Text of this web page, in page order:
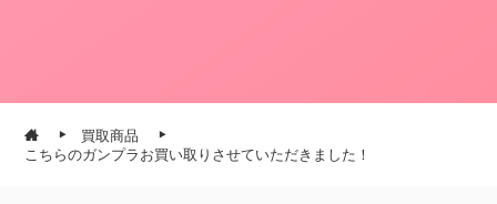
買取商品
こちらのガンプラお買い取りさせていただきました！